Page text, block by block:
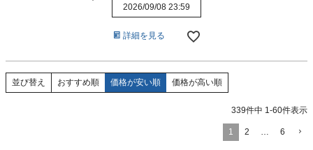
2026/09/08 23:59
詳細を見る
並び替え おすすめ順 価格が安い順 価格が高い順
339件中 1-60件表示
1 2 … 6